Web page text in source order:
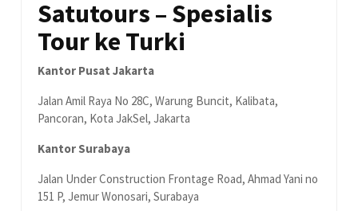
Satutours – Spesialis
Tour ke Turki
Kantor Pusat Jakarta
Jalan Amil Raya No 28C, Warung Buncit, Kalibata,
Pancoran, Kota JakSel, Jakarta
Kantor Surabaya
Jalan Under Construction Frontage Road, Ahmad Yani no
151 P, Jemur Wonosari, Surabaya